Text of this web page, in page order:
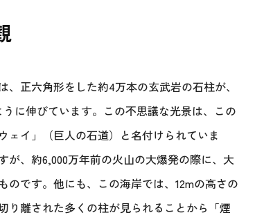
正六角形をした約4万本の玄武岩の石柱が、
に伸びています。この不思議な光景は、この
イ」（巨人の石道）と名付けられていま
、約6,000万年前の火山の大爆発の際に、大
です。他にも、この海岸では、12mの高さの
り離された多くの柱が見られることから「煙